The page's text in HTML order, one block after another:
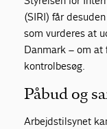
(SIRI) får
som vurderes at
Danmark – om
kontrolbesøg.
Påbud og
Arbejdstilsynet